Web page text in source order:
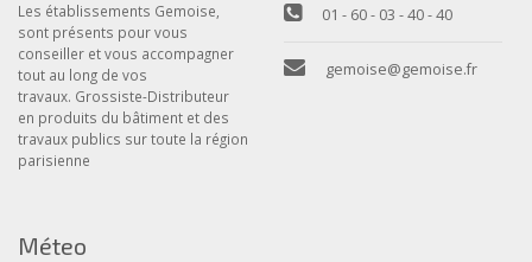
Les établissements Gemoise,
sont présents pour vous
conseiller et vous accompagner
tout au long de vos
travaux. Grossiste-Distributeur
en produits du bâtiment et des
travaux publics sur toute la région
parisienne
01 - 60 - 03 - 40 - 40
gemoise@gemoise.fr
Méteo